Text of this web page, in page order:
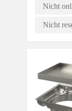
Nicht
Nicht